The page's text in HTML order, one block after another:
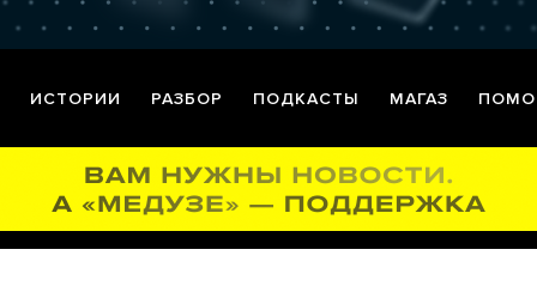
ИСТОРИИ РАЗБОР ПОДКАСТЫ МАГАЗ